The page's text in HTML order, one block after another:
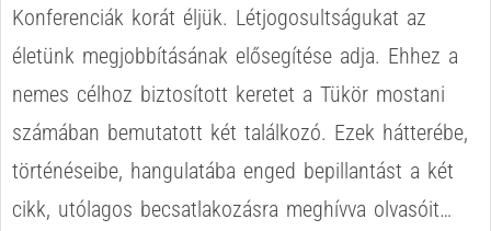
Konferenciák korát éljük. Létjogosultságukat az
életünk megjobbításának elősegítése adja. Ehhez a
nemes célhoz biztosított keretet a Tükör mostani
számában bemutatott két találkozó. Ezek hátterébe,
történéseibe, hangulatába enged bepillantást a két
cikk, utólagos becsatlakozásra meghívva olvasóit…